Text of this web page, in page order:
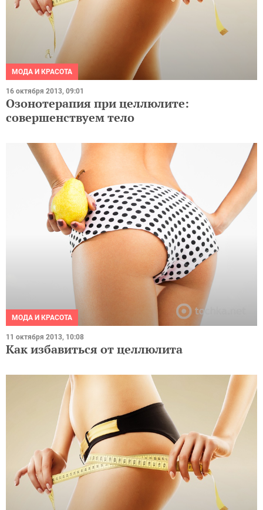
МОДА И КРАСОТА
16 октября 2013, 09:01
Озонотерапия при целлюлите:
совершенствуем тело
МОДА И КРАСОТА
11 октября 2013, 10:08
Как избавиться от целлюлита